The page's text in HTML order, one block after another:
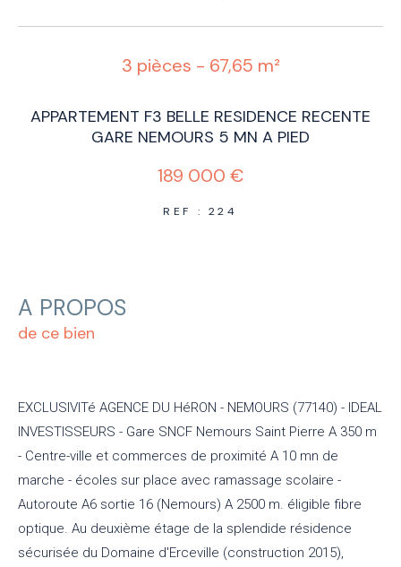
3 pièces - 67,65 m²
APPARTEMENT F3 BELLE RESIDENCE RECENTE
GARE NEMOURS 5 MN A PIED
189 000 €
REF : 224
A PROPOS
de ce bien
EXCLUSIVITé AGENCE DU HéRON - NEMOURS (77140) - IDEAL
INVESTISSEURS - Gare SNCF Nemours Saint Pierre A 350 m
- Centre-ville et commerces de proximité A 10 mn de
marche - écoles sur place avec ramassage scolaire -
Autoroute A6 sortie 16 (Nemours) A 2500 m. éligible fibre
optique. Au deuxième étage de la splendide résidence
sécurisée du Domaine d'Erceville (construction 2015),